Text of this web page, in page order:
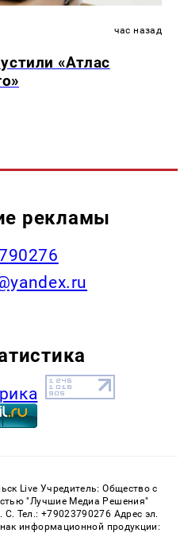
час назад
«Атлас
рекламы
Live Учредитель: Общество с
"Лучшие Медиа Решения"
Тел.: +79023790276 Адрес эл.
информационной продукции: